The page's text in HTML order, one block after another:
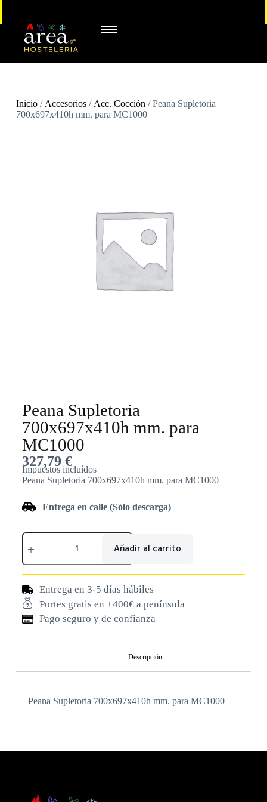
Inicio/ Accesorios/ Acc. Cocción / Peana Supletoria
700x697x410h mm. para MC1000
Peana Supletoria
700x697x410h mm. para
MC1000
327,79 €
Impuestos incluídos
Peana Supletoria 700x697x410h mm. para MC1000
Entrega en calle (Sólo descarga)
Añadir al carrito
Entrega en 3-5 días hábiles
Portes gratis en +400€ a península
Pago seguro y de confianza
Descripción
Peana Supletoria 700x697x410h mm. para MC1000